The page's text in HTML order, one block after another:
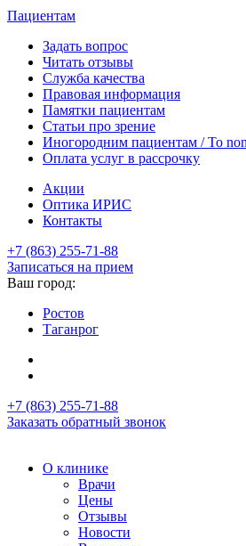
Пациентам
Задать вопрос
Читать отзывы
Служба качества
Правовая информация
Памятки пациентам
Статьи про зрение
Иногородним пациентам / To
Оплата услуг в рассрочку
Акции
Оптика ИРИС
Контакты
+7 (863) 255-71-88
Записаться на прием
Ваш город:
Ростов
Таганрог
+7 (863) 255-71-88
Заказать обратный звонок
О клинике
Врачи
Цены
Отзывы
Новости